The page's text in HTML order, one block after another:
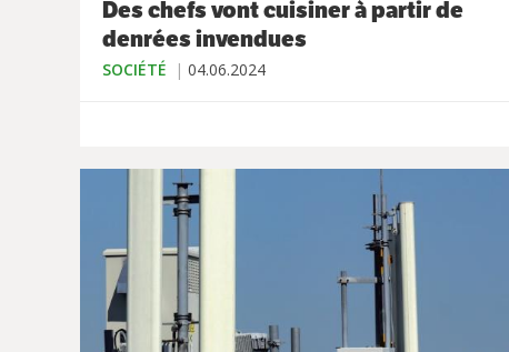
Des chefs vont cuisiner à partir de
denrées invendues
SOCIÉTÉ 04.06.2024